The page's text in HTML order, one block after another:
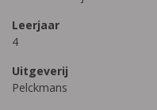
Leerjaar
4
Uitgeverij
Pelckmans